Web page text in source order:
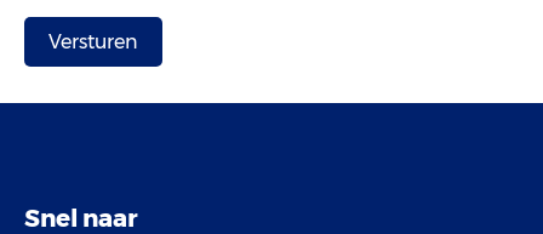
Snel naar